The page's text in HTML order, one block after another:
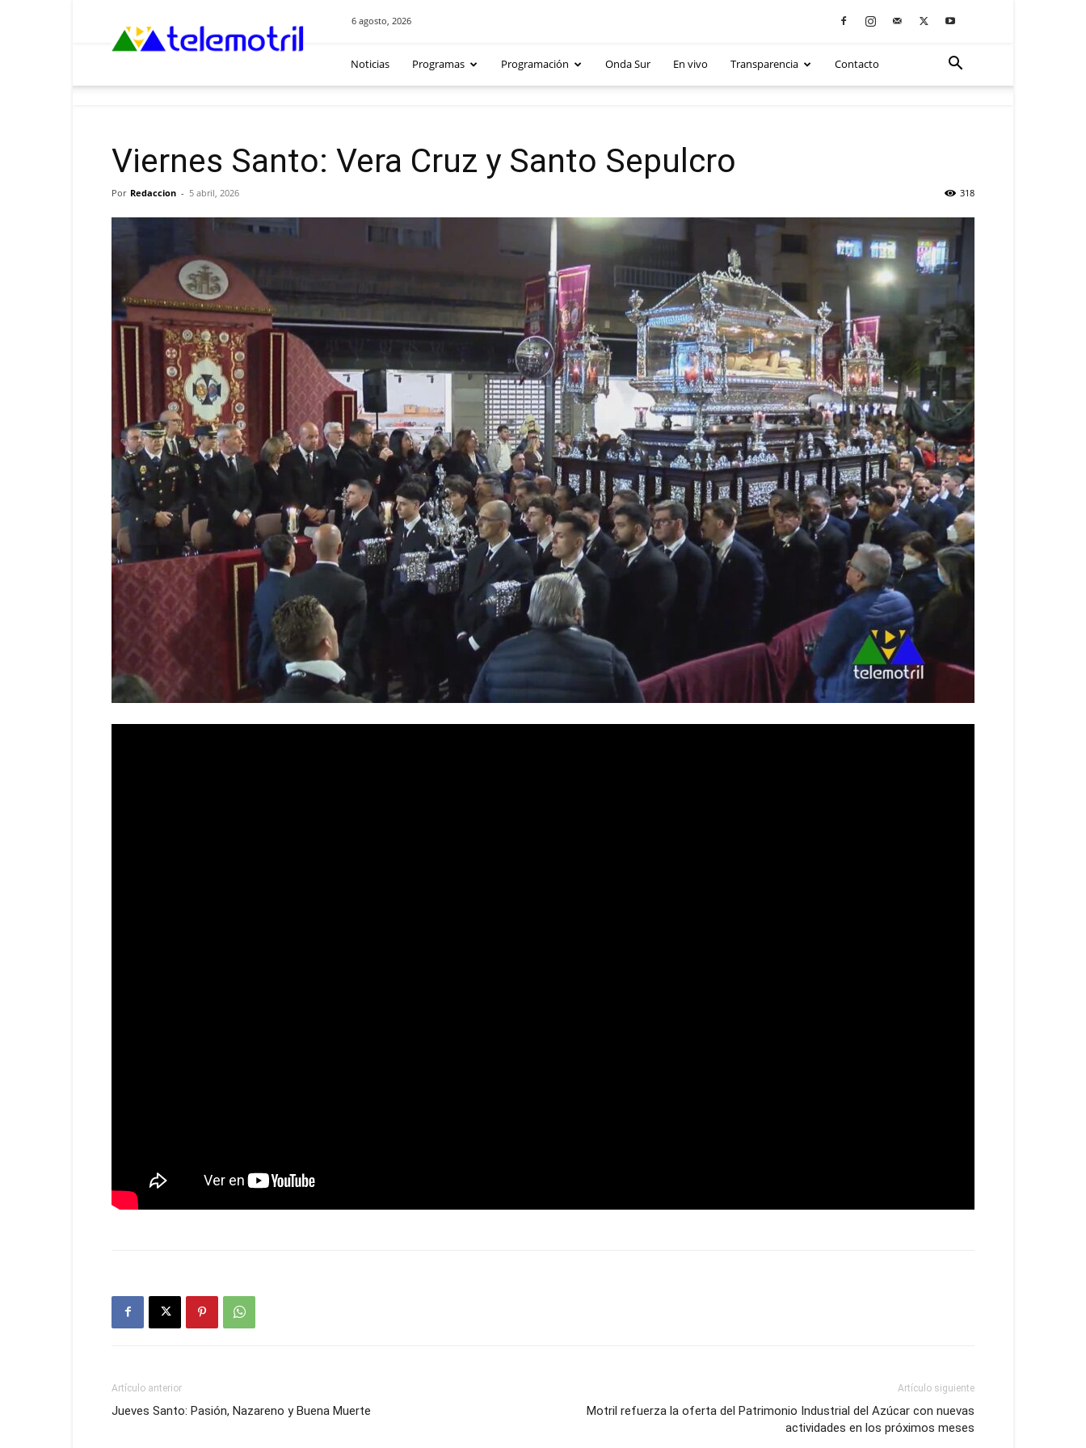
6 agosto, 2026
Noticias Programas Programación Onda Sur En vivo Transparencia Contacto
Viernes Santo: Vera Cruz y Santo Sepulcro
Por Redaccion - 5 abril, 2026 318
Artículo anterior
Jueves Santo: Pasión, Nazareno y Buena Muerte
Artículo siguiente
Motril refuerza la oferta del Patrimonio Industrial del Azúcar con nuevas
actividades en los próximos meses